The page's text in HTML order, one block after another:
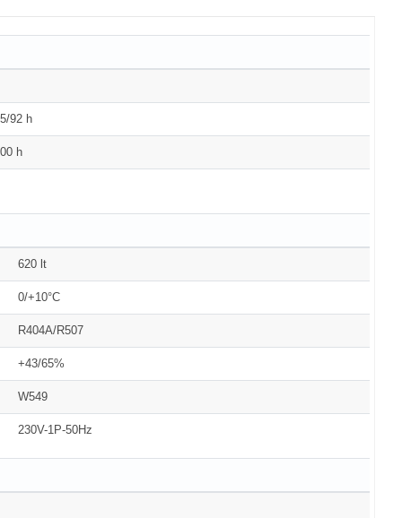
92 h
h
620 lt
0/+10°C
R404A/R507
+43/65%
W549
230V-1P-50Hz